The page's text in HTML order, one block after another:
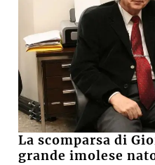
La scomparsa di
grande imolese